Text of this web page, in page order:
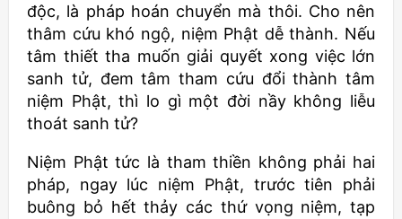
độc, là pháp hoán chuyển mà thôi. Cho nên
thâm cứu khó ngộ, niệm Phật dễ thành. Nếu
tâm thiết tha muốn giải quyết xong việc lớn
sanh tử, đem tâm tham cứu đổi thành tâm
niệm Phật, thì lo gì một đời nầy không liễu
thoát sanh tử?
Niệm Phật tức là tham thiền không phải hai
pháp, ngay lúc niệm Phật, trước tiên phải
buông bỏ hết thảy các thứ vọng niệm, tạp